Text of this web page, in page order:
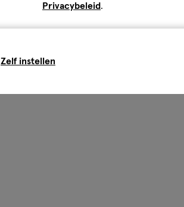
Privacybeleid.
Zelf instellen